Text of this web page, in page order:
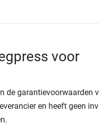
voor
de garantievoorwaarden
en heeft geen